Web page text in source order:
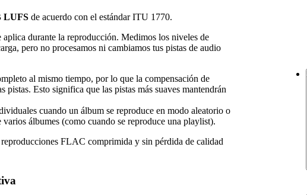
LUFS de acuerdo con el estándar ITU 1770.
durante la reproducción. Medimos los niveles de
pero no procesamos ni cambiamos tus pistas de audio
al mismo tiempo, por lo que la compensación de
pistas. Esto significa que las pistas más suaves mantendrán
cuando un álbum se reproduce en modo aleatorio o
varios álbumes (como cuando se reproduce una playlist).
FLAC comprimida y sin pérdida de calidad